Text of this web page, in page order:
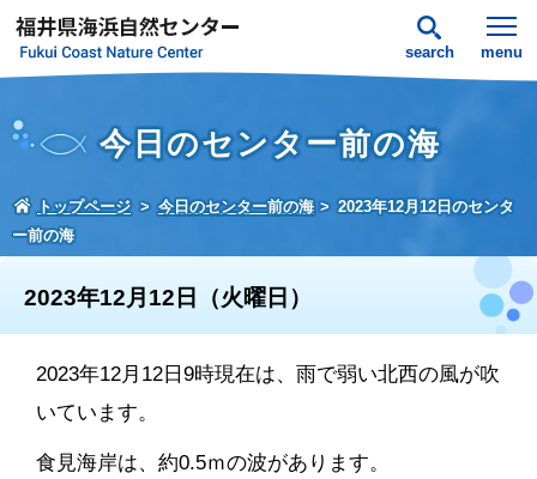
search menu
今日のセンター前の海
トップページ 今日のセンター前の海
2023年12月12日のセンタ
ー前の海
2023年12月12日（火曜日）
2023年12月12日9時現在は、雨で弱い北西の風が吹
いています。
食見海岸は、約0.5ｍの波があります。